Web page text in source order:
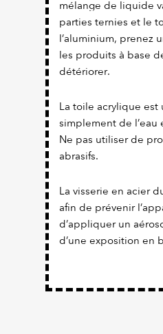
mélange de liquide
parties ternies et le
l’aluminium, prenez
les produits à base
détériorer.
La toile acrylique est
simplement de
Ne pas utiliser de
abrasifs.
La visserie en acier
afin de prévenir
d’appliquer un
d’une exposition en